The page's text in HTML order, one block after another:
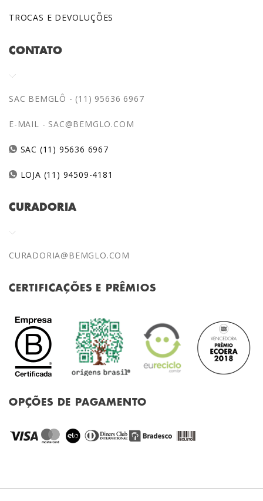
TROCAS E DEVOLUÇÕES
CONTATO
SAC BEMGLÔ - (11) 95636 6967
E-MAIL - SAC@BEMGLO.COM
SAC (11) 95636 6967
LOJA (11) 94509-4181
CURADORIA
CURADORIA@BEMGLO.COM
CERTIFICAÇÕES E PRÊMIOS
OPÇÕES DE PAGAMENTO